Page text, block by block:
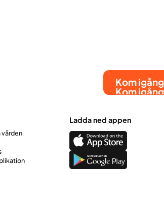
Kom igång
Kom igång
vården
Ladda ned appen